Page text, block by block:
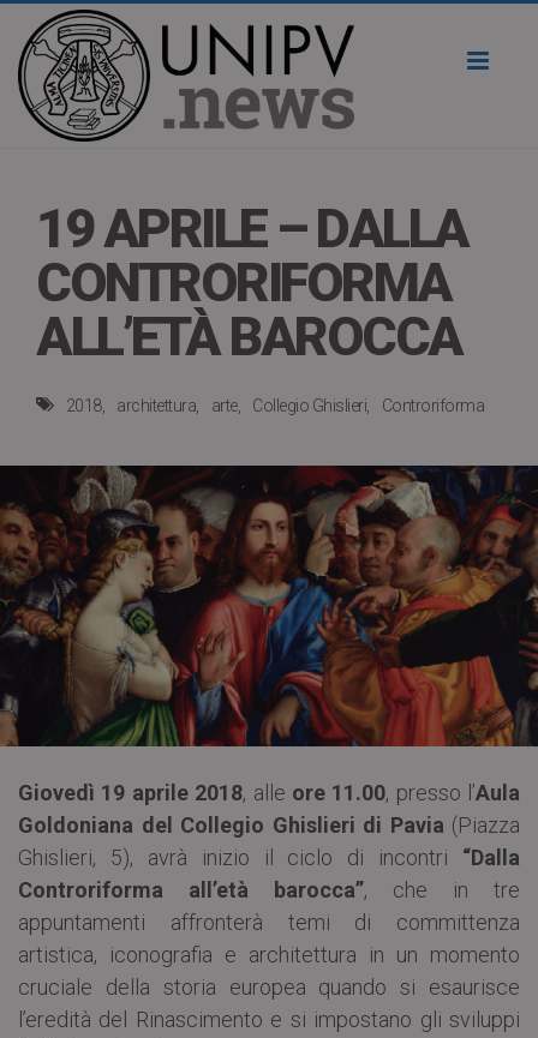
19 APRILE – DALLA
CONTRORIFORMA
ALL’ETÀ BAROCCA
2018 architettura arte Collegio Ghislieri Controriforma
Giovedì 19 aprile 2018, alle ore 11.00, presso l’Aula
Goldoniana del Collegio Ghislieri di Pavia (Piazza
Ghislieri, 5), avrà inizio il ciclo di incontri “Dalla
Controriforma all’età barocca”, che in tre
appuntamenti affronterà temi di committenza
artistica, iconografia e architettura in un momento
cruciale della storia europea quando si esaurisce
l’eredità del Rinascimento e si impostano gli sviluppi